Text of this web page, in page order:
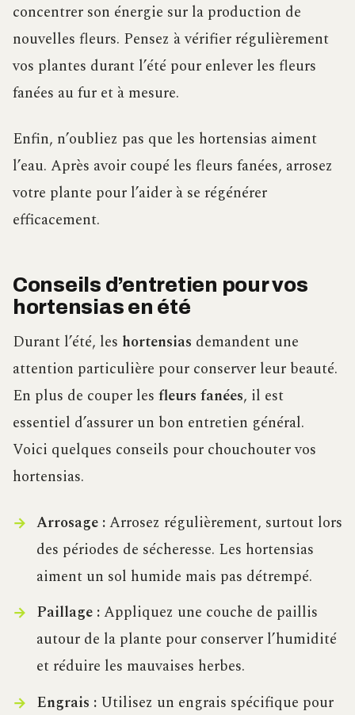
concentrer son énergie sur la production de
nouvelles fleurs. Pensez à vérifier régulièrement
vos plantes durant l’été pour enlever les fleurs
fanées au fur et à mesure.
Enfin, n’oubliez pas que les hortensias aiment
l’eau. Après avoir coupé les fleurs fanées, arrosez
votre plante pour l’aider à se régénérer
efficacement.
Conseils d’entretien pour vos
hortensias en été
Durant l’été, les hortensias demandent une
attention particulière pour conserver leur beauté.
En plus de couper les fleurs fanées, il est
essentiel d’assurer un bon entretien général.
Voici quelques conseils pour chouchouter vos
hortensias.
Arrosage :Arrosez régulièrement, surtout lors
des périodes de sécheresse. Les hortensias
aiment un sol humide mais pas détrempé.
Paillage :Appliquez une couche de paillis
autour de la plante pour conserver l’humidité
et réduire les mauvaises herbes.
Engrais :Utilisez un engrais spécifique pour